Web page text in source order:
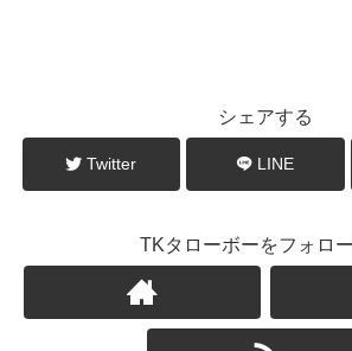
シェアする
Twitter LINE
TKタローボーをフォロ